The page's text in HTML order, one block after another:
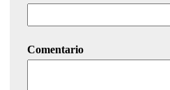
Comentario